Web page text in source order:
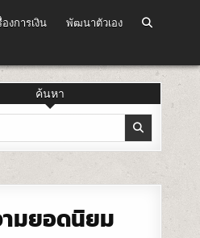
องการเงิน พัฒนาตัวเอง
ค้นหา
มยอดนิยม